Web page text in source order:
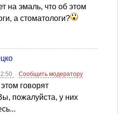
на эмаль, что об этом
а стоматологи?
Сообщить модератору
говорят
пожалуйста, у них